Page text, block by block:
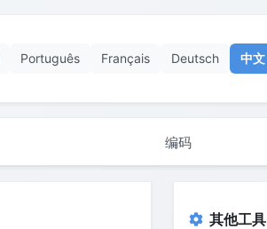
Português Français Deutsch 中文
编码
其他工具